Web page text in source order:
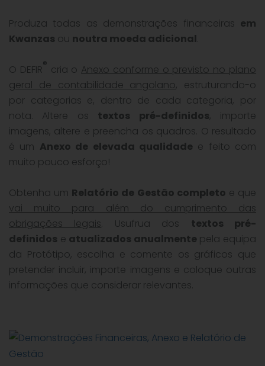
Produza todas as demonstrações financeiras em
Kwanzas ou noutra moeda adicional
O DEFIR® cria o Anexo conforme o previsto no plano
geral de contabilidade angolano, estruturando-o
por categorias e, dentro de cada categoria, por
nota. Altere os textos pré-definidos, importe
imagens, altere e preencha os quadros. O resultado
é um Anexo de elevada qualidade e feito com
muito pouco esforço!
Obtenha um Relatório de Gestão completo e que
vai muito para além do cumprimento das
obrigações legais . Usufrua dos textos pré-
definidos e atualizados anualmente pela equipa
da Protótipo, escolha e comente os gráficos que
pretender incluir, importe imagens e coloque outras
informações que considerar relevantes.